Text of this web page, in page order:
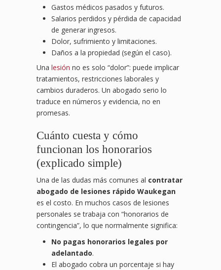
Gastos médicos pasados y futuros.
Salarios perdidos y pérdida de capacidad
de generar ingresos.
Dolor, sufrimiento y limitaciones.
Daños a la propiedad (según el caso).
Una lesión no es solo “dolor”: puede implicar
tratamientos, restricciones laborales y
cambios duraderos. Un abogado serio lo
traduce en números y evidencia, no en
promesas.
Cuánto cuesta y cómo
funcionan los honorarios
(explicado simple)
Una de las dudas más comunes al contratar
abogado de lesiones rápido Waukegan
es el costo. En muchos casos de lesiones
personales se trabaja con “honorarios de
contingencia”, lo que normalmente significa:
No pagas honorarios legales por
adelantado.
El abogado cobra un porcentaje si hay